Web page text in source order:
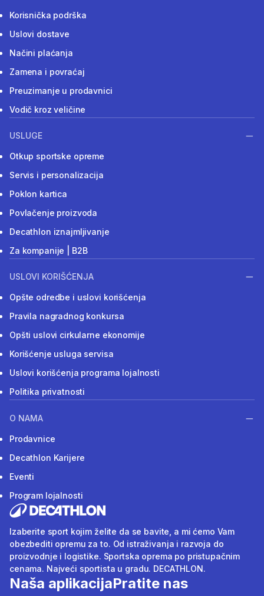
Korisnička podrška
Uslovi dostave
Načini plaćanja
Zamena i povraćaj
Preuzimanje u prodavnici
Vodič kroz veličine
USLUGE
Otkup sportske opreme
Servis i personalizacija
Poklon kartica
Povlačenje proizvoda
Decathlon iznajmljivanje
Za kompanije | B2B
USLOVI KORIŠĆENJA
Opšte odredbe i uslovi korišćenja
Pravila nagradnog konkursa
Opšti uslovi cirkularne ekonomije
Korišćenje usluga servisa
Uslovi korišćenja programa lojalnosti
Politika privatnosti
O NAMA
Prodavnice
Decathlon Karijere
Eventi
Program lojalnosti
Izaberite sport kojim želite da se bavite, a mi ćemo Vam
obezbediti opremu za to. Od istraživanja i razvoja do
proizvodnje i logistike. Sportska oprema po pristupačnim
cenama. Najveći sportista u gradu. DECATHLON.
Naša aplikacijaPratite nas